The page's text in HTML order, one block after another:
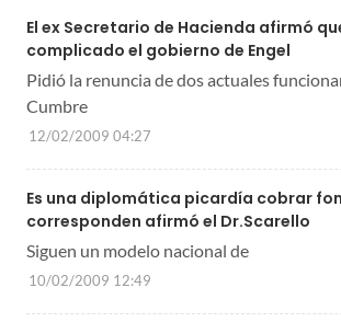
El ex Secretario de Hacienda afirmó
complicado el gobierno de Engel
Pidió la renuncia de dos actuales
Cumbre
12/02/2009 04:27
Es una diplomática picardía cobrar
corresponden afirmó el Dr.Scarello
Siguen un modelo nacional de
10/02/2009 12:49